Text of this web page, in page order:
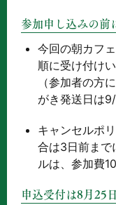
参加申し込みの前
今回の朝カフ
順に受け付け
（参加者の方
がき発送日は9/
キャンセルポ
合は3日前まで
ルは、参加費
申込受付は8月25